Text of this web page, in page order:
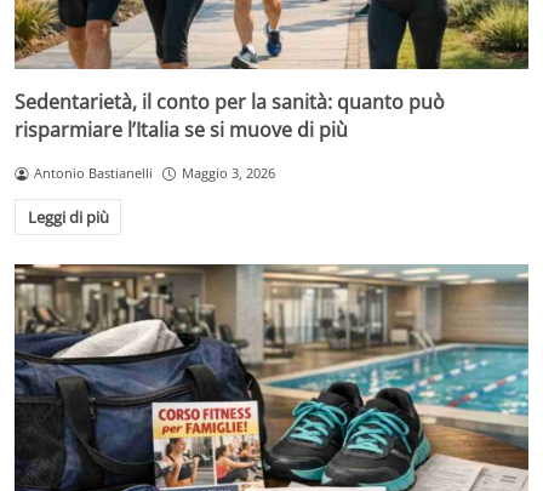
Sedentarietà, il conto per la sanità: quanto può
risparmiare l’Italia se si muove di più
Antonio Bastianelli Maggio 3, 2026
Leggi di più